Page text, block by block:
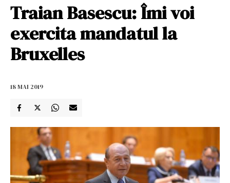
Traian Basescu: Îmi voi
exercita mandatul la
Bruxelles
18 MAI 2019